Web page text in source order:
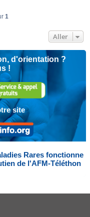
1
Aller
d'orientation ?
!
site
Rares fonctionne
de l'AFM-Téléthon